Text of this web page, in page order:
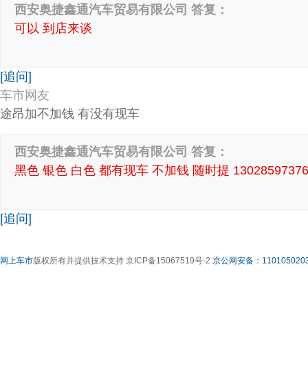
西安奥捷鑫通汽车贸易有限公司 答复：
可以 到店来谈
[追问]
车市网友
途昂加不加钱 有没有现车
西安奥捷鑫通汽车贸易有限公司 答复：
黑色 银色 白色 都有现车 不加钱 随时提
[追问]
网上车市版权所有并提供技术支持 京ICP备15067519号-2 京公网安备：